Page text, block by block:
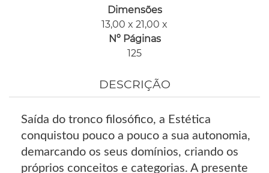
Dimensões
13,00 x 21,00 x
Nº Páginas
125
DESCRIÇÃO
Saída do tronco filosófico, a Estética
conquistou pouco a pouco a sua autonomia,
demarcando os seus domínios, criando os
próprios conceitos e categorias. A presente